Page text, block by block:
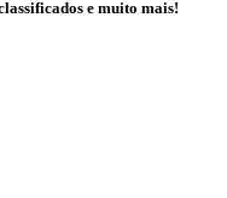
e muito mais!